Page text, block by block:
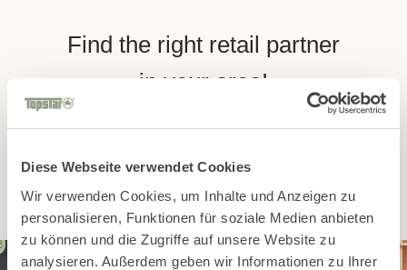
Diese Webseite verwendet Cookies
Wir verwenden Cookies, um Inhalte und Anzeigen zu
personalisieren, Funktionen für soziale Medien anbieten
zu können und die Zugriffe auf unsere Website zu
analysieren. Außerdem geben wir Informationen zu Ihrer
Find the right retail partner
in your area!